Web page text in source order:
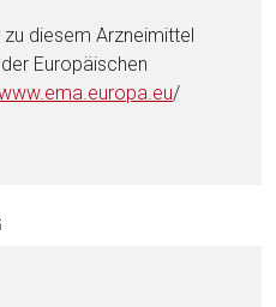
diesem Arzneimittel
Europäischen
/